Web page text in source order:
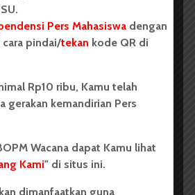
waktu baca
Kritis
| Moda Gelap
Pers Mahasiswa dengan
pindai/tekan kode QR di
Rp10 ribu, Kamu telah
gerakan kemandirian Pers
Wacana dapat Kamu lihat
Kami" di situs ini.
dimanfaatkan guna